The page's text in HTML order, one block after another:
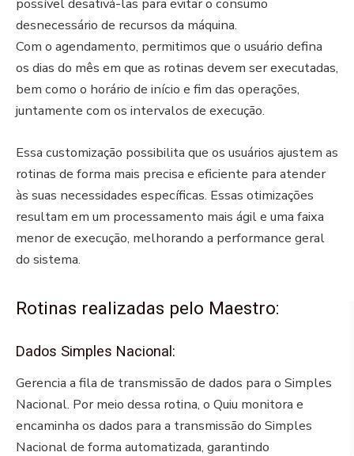
desnecessário de recursos da máquina.
Com o agendamento, permitimos que o usuário defina
os dias do mês em que as rotinas devem ser executadas,
bem como o horário de início e fim das operações,
juntamente com os intervalos de execução.
Essa customização possibilita que os usuários ajustem as
rotinas de forma mais precisa e eficiente para atender
às suas necessidades específicas. Essas otimizações
resultam em um processamento mais ágil e uma faixa
menor de execução, melhorando a performance geral
do sistema.
Rotinas realizadas pelo Maestro:
Dados Simples Nacional:
Gerencia a fila de transmissão de dados para o Simples
Nacional. Por meio dessa rotina, o Quiu monitora e
encaminha os dados para a transmissão do Simples
Nacional de forma automatizada, garantindo